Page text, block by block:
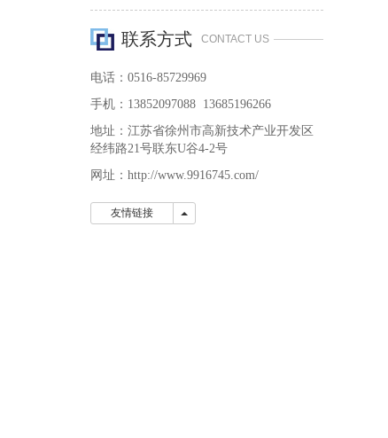
联系方式 CONTACT US
电话：0516-85729969
手机：13852097088 13685196266
地址：江苏省徐州市高新技术产业开发区
经纬路21号联东U谷4-2号
网址：http://www.9916745.com/
友情链接 友情链接